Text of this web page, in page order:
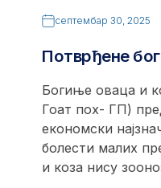
септембар 30, 2025
Потврђене
Богиње оваца и
Гоат поx- ГП)
економски
болести малих
и коза нису